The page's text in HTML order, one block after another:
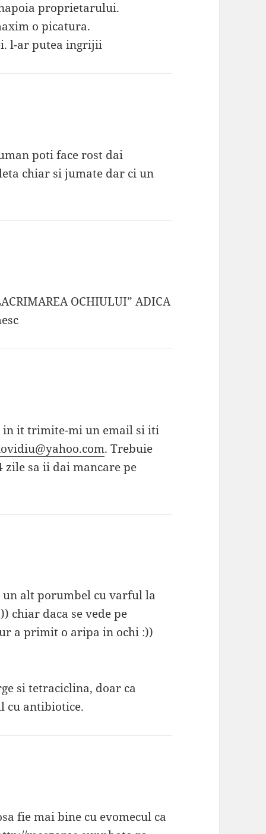
proprietarului.
o picatura.
l-ar putea ingrijii
poti face rost dai
chiar si jumate dar ci un
OCHIULUI” ADICA
in it trimite-mi un email si iti
. Trebuie
zile sa ii dai mancare pe
un alt porumbel cu varful la
chiar daca se vede pe
a primit o aripa in ochi :))
si tetraciclina, doar ca
cu antibiotice.
fie mai bine cu evomecul ca